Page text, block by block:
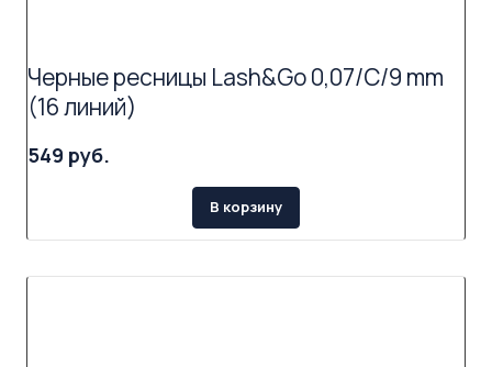
Черные ресницы Lash&Go 0,07/C/9 mm
(16 линий)
549 руб.
В корзину